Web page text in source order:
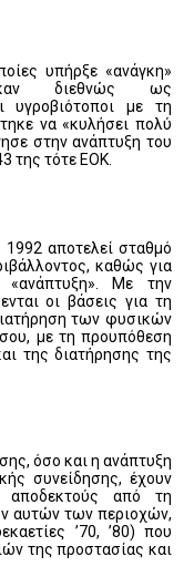
υπήρξε «ανάγκη»
διεθνώς ως
υγροβιότοποι με τη
να «κυλήσει πολύ
στην ανάπτυξη του
της τότε ΕΟΚ.
1992 αποτελεί σταθμό
καθώς για
Με την
οι βάσεις για τη
των φυσικών
με τη προυπόθεση
της διατήρησης της
όσο και η ανάπτυξη
συνείδησης, έχουν
αποδεκτούς από τη
αυτών των περιοχών,
’70, ’80) που
της προστασίας και